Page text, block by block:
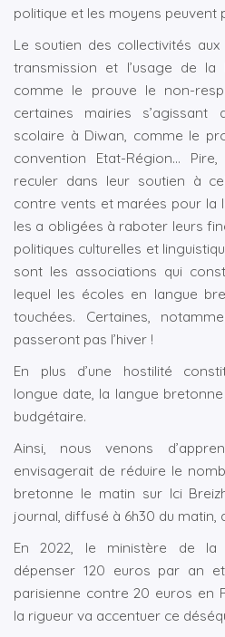
politique et les moyens peuvent
Le soutien des collectivités
transmission et l’usage de la
comme le prouve le non-
certaines mairies
scolaire à Diwan, comme le
convention Etat-Région…
reculer dans leur soutien à
contre vents et marées pour la
les a obligées à raboter leurs
politiques culturelles et
sont les associations qui
lequel les écoles en langue
touchées. Certaines,
passeront pas l’hiver !
En plus d’une hostilité
longue date, la langue
budgétaire.
Ainsi, nous venons
envisagerait de réduire le
bretonne le matin sur Ici
journal, diffusé à 6h30 du matin,
En 2022, le ministère de la
dépenser 120 euros par an
parisienne contre 20 euros en
la rigueur va accentuer ce